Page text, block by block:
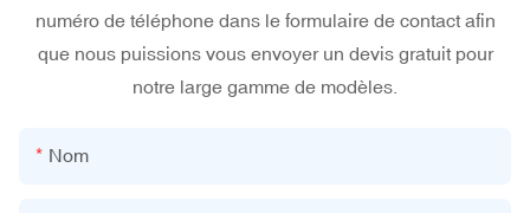
numéro de téléphone dans le formulaire de contact afin
que nous puissions vous envoyer un devis gratuit pour
notre large gamme de modèles.
Nom